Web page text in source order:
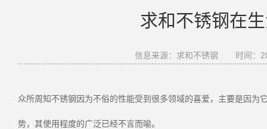
求和不锈钢在
信息来源：求和不锈钢 时间：
众所周知不锈钢因为不俗的性能受到很多领域的喜爱，主要是因
势，其使用程度的广泛已经不言而喻。